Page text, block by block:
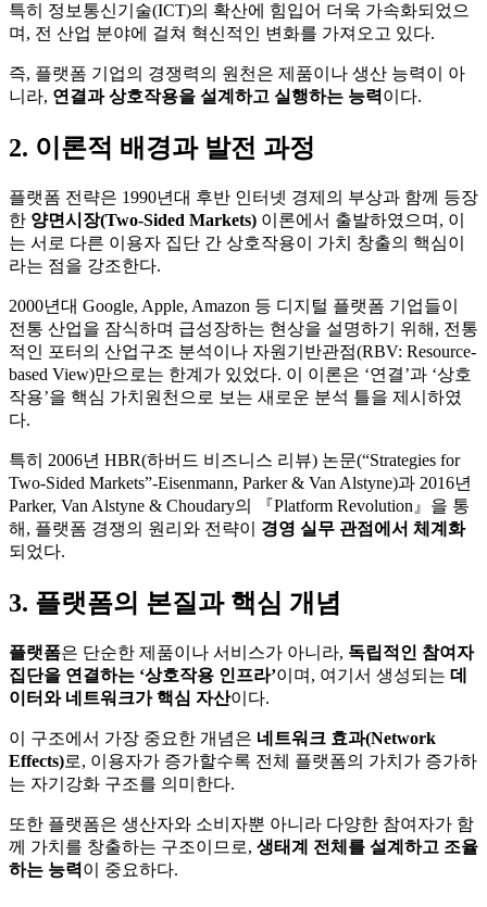
특히 정보통신기술(ICT)의 확산에 힘입어 더욱 가속화되었으
며, 전 산업 분야에 걸쳐 혁신적인 변화를 가져오고 있다.
즉, 플랫폼 기업의 경쟁력의 원천은 제품이나 생산 능력이 아
니라, 연결과 상호작용을 설계하고 실행하는 능력이다.
2. 이론적 배경과 발전 과정
플랫폼 전략은 1990년대 후반 인터넷 경제의 부상과 함께 등장
한 양면시장(Two-Sided Markets) 이론에서 출발하였으며, 이
는 서로 다른 이용자 집단 간 상호작용이 가치 창출의 핵심이
라는 점을 강조한다.
2000년대 Google, Apple, Amazon 등 디지털 플랫폼 기업들이
전통 산업을 잠식하며 급성장하는 현상을 설명하기 위해, 전통
적인 포터의 산업구조 분석이나 자원기반관점(RBV: Resource-
based View)만으로는 한계가 있었다. 이 이론은 ‘연결’과 ‘상호
작용’을 핵심 가치원천으로 보는 새로운 분석 틀을 제시하였
다.
특히 2006년 HBR(하버드 비즈니스 리뷰) 논문(“Strategies for
Two-Sided Markets”-Eisenmann, Parker & Van Alstyne)과 2016년
Parker, Van Alstyne & Choudary의 『Platform Revolution』을 통
해, 플랫폼 경쟁의 원리와 전략이 경영 실무 관점에서 체계화
되었다.
3. 플랫폼의 본질과 핵심 개념
플랫폼은 단순한 제품이나 서비스가 아니라, 독립적인 참여자
집단을 연결하는 ‘상호작용 인프라’이며, 여기서 생성되는 데
이터와 네트워크가 핵심 자산이다.
이 구조에서 가장 중요한 개념은 네트워크 효과(Network
Effects)로, 이용자가 증가할수록 전체 플랫폼의 가치가 증가하
는 자기강화 구조를 의미한다.
또한 플랫폼은 생산자와 소비자뿐 아니라 다양한 참여자가 함
께 가치를 창출하는 구조이므로, 생태계 전체를 설계하고 조율
하는 능력이 중요하다.